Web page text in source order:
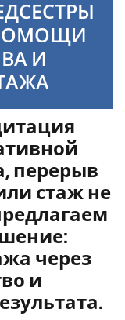
И
перерыв
стаж не
через
и